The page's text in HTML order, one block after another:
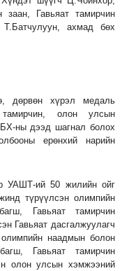
заан, Гавьяат тамирчин
Т.Батчулуун, ахмад бөх
дөрвөн хүрэл медаль
тамирчин, олон улсын
ны дээд шагнал болох
ерөнхий нарийн
УАШТ-ий 50 жилийн ойг
түрүүлсэн олимпийн
Гавьяат тамирчин
Гавьяат дасгалжуулагч
наадмын болон
Гавьяат тамирчин
олон улсын хэмжээний